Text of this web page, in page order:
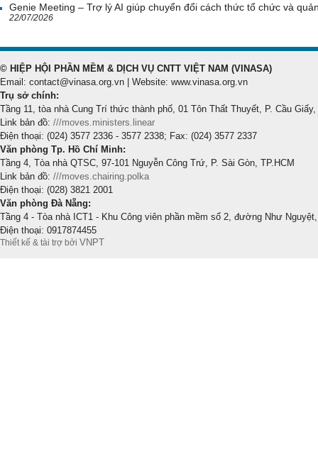
Genie Meeting – Trợ lý AI giúp chuyển đổi cách thức tổ chức và
22/07/2026
© HIỆP HỘI PHẦN MỀM & DỊCH VỤ CNTT VIỆT NAM (VINASA)
Email: contact@vinasa.org.vn | Website: www.vinasa.org.vn
Trụ sở chính:
Tầng 11, tòa nhà Cung Trí thức thành phố, 01 Tôn Thất Thuyết, P. Cầu Giấy,
Link bản đồ: ///moves.ministers.linear
Điện thoại: (024) 3577 2336 - 3577 2338; Fax: (024) 3577 2337
Văn phòng Tp. Hồ Chí Minh:
Tầng 4, Tòa nhà QTSC, 97-101 Nguyễn Công Trứ, P. Sài Gòn, TP.HCM
Link bản đồ: ///moves.chairing.polka
Điện thoại: (028) 3821 2001
Văn phòng Đà Nẵng:
Tầng 4 - Tòa nhà ICT1 - Khu Công viên phần mềm số 2, đường Như
Điện thoại: 0917874455
Thiết kế & tài trợ bởi VNPT